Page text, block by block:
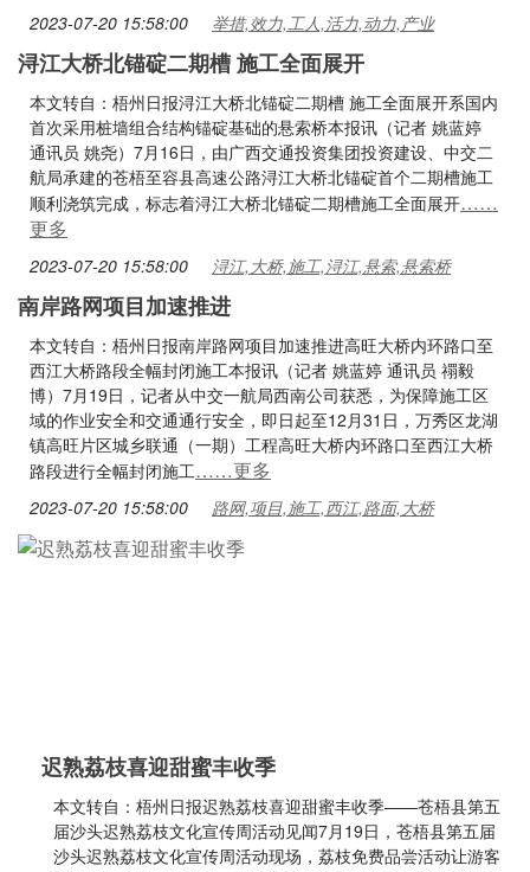
2023-07-20 15:58:00 举措,效力,工人,活力,动力,产业
浔江大桥北锚碇二期槽 施工全面展开
本文转自：梧州日报浔江大桥北锚碇二期槽 施工全面展开系国内
首次采用桩墙组合结构锚碇基础的悬索桥本报讯（记者 姚蓝婷
通讯员 姚尧）7月16日，由广西交通投资集团投资建设、中交二
航局承建的苍梧至容县高速公路浔江大桥北锚碇首个二期槽施工
顺利浇筑完成，标志着浔江大桥北锚碇二期槽施工全面展开……
更多
2023-07-20 15:58:00 浔江,大桥,施工,浔江,悬索,悬索桥
南岸路网项目加速推进
本文转自：梧州日报南岸路网项目加速推进高旺大桥内环路口至
西江大桥路段全幅封闭施工本报讯（记者 姚蓝婷 通讯员 禤毅
博）7月19日，记者从中交一航局西南公司获悉，为保障施工区
域的作业安全和交通通行安全，即日起至12月31日，万秀区龙湖
镇高旺片区城乡联通（一期）工程高旺大桥内环路口至西江大桥
路段进行全幅封闭施工……更多
2023-07-20 15:58:00 路网,项目,施工,西江,路面,大桥
迟熟荔枝喜迎甜蜜丰收季
本文转自：梧州日报迟熟荔枝喜迎甜蜜丰收季——苍梧县第五
届沙头迟熟荔枝文化宣传周活动见闻7月19日，苍梧县第五届
沙头迟熟荔枝文化宣传周活动现场，荔枝免费品尝活动让游客